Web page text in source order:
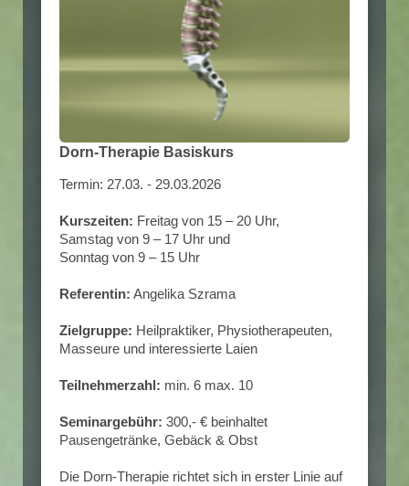
Dorn-Therapie Basiskurs
Termin: 27.03. - 29.03.2026
Kurszeiten: Freitag von 15 – 20 Uhr,
Samstag von 9 – 17 Uhr und
Sonntag von 9 – 15 Uhr
Referentin: Angelika Szrama
Zielgruppe: Heilpraktiker, Physiotherapeuten,
Masseure und interessierte Laien
Teilnehmerzahl: min. 6 max. 10
Seminargebühr: 300,- € beinhaltet
Pausengetränke, Gebäck & Obst
Die Dorn-Therapie richtet sich in erster Linie auf